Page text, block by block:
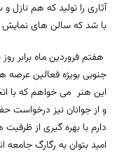
آثاری را تولید که هم
با شد که سالن های نمایش
هفتم فروردین ماه برابر
جنوبی بویژه فعالین عرصه
این هنر می خواهم که با
و از جوانان نیز درخواست
دارم با بهره گیری از ظرفیت
امید بتوان به رگارگ جامعه